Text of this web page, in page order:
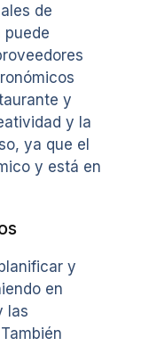
de
puede
y
y la
ya que el
y está en
y
en
las